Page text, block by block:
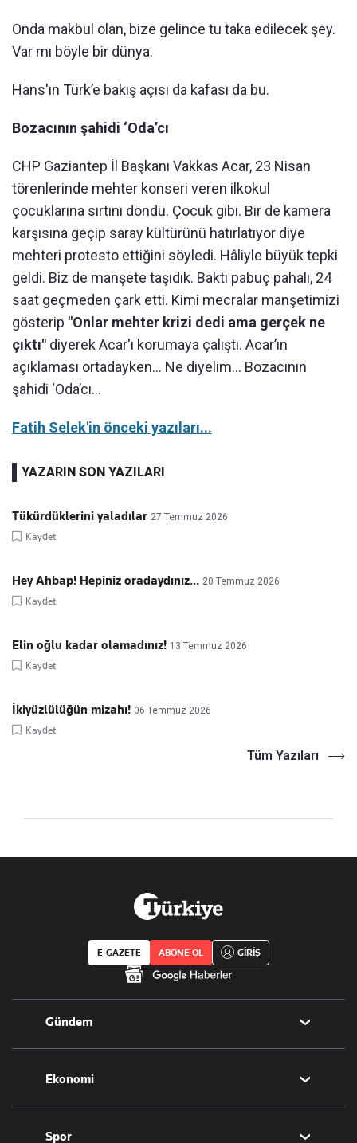
Onda makbul olan, bize gelince tu taka edilecek şey.
Var mı böyle bir dünya.
Hans'ın Türk’e bakış açısı da kafası da bu.
Bozacının şahidi ‘Oda’cı
CHP Gaziantep İl Başkanı Vakkas Acar, 23 Nisan
törenlerinde mehter konseri veren ilkokul
çocuklarına sırtını döndü. Çocuk gibi. Bir de kamera
karşısına geçip saray kültürünü hatırlatıyor diye
mehteri protesto ettiğini söyledi. Hâliyle büyük tepki
geldi. Biz de manşete taşıdık. Baktı pabuç pahalı, 24
saat geçmeden çark etti. Kimi mecralar manşetimizi
gösterip "Onlar mehter krizi dedi ama gerçek ne
çıktı" diyerek Acar'ı korumaya çalıştı. Acar’ın
açıklaması ortadayken... Ne diyelim… Bozacının
şahidi ‘Oda’cı...
Fatih Selek'in önceki yazıları...
YAZARIN SON YAZILARI
Tükürdüklerini yaladılar 27 Temmuz 2026
Kaydet
Hey Ahbap! Hepiniz oradaydınız... 20 Temmuz 2026
Kaydet
Elin oğlu kadar olamadınız! 13 Temmuz 2026
Kaydet
İkiyüzlülüğün mizahı! 06 Temmuz 2026
Kaydet
Tüm Yazıları
E-GAZETE ABONE OL GİRİŞ
Gündem
Politika
Eğitim
Ekonomi
Borsa
Altın
Spor